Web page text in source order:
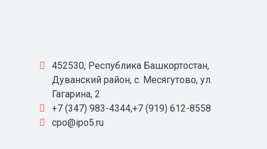
452530, Республика Башкортостан,
Дуванский район, с. Месягутово, ул.
Гагарина, 2
+7 (347) 983-4344,+7 (919) 612-8558
cpo@ipo5.ru